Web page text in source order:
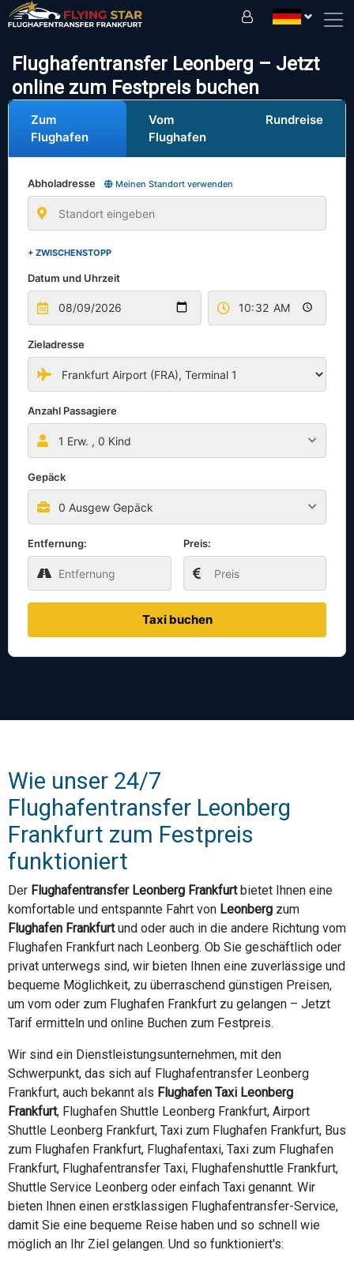
Flughafentransfer Leonberg – Jetzt
online zum Festpreis buchen
Zum
Flughafen
Vom
Flughafen
Rundreise
Abholadresse Meinen Standort verwenden
+ ZWISCHENSTOPP
Datum und Uhrzeit
Zieladresse
Anzahl Passagiere
1 Erw. , 0 Kind
Gepäck
0 Ausgew Gepäck
Entfernung: Preis:
Taxi buchen
Wie unser 24/7
Flughafentransfer Leonberg
Frankfurt zum Festpreis
funktioniert
Der Flughafentransfer Leonberg Frankfurtbietet Ihnen eine
komfortable und entspannte Fahrt von Leonberg zum
Flughafen Frankfurtund oder auch in die andere Richtung vom
Flughafen Frankfurt nach Leonberg. Ob Sie geschäftlich oder
privat unterwegs sind, wir bieten Ihnen eine zuverlässige und
bequeme Möglichkeit, zu überraschend günstigen Preisen,
um vom oder zum Flughafen Frankfurt zu gelangen – Jetzt
Tarif ermitteln und online Buchen zum Festpreis.
Wir sind ein Dienstleistungsunternehmen, mit den
Schwerpunkt, das sich auf Flughafentransfer Leonberg
Frankfurt, auch bekannt als Flughafen Taxi Leonberg
Frankfurt, Flughafen Shuttle Leonberg Frankfurt, Airport
Shuttle Leonberg Frankfurt, Taxi zum Flughafen Frankfurt, Bus
zum Flughafen Frankfurt, Flughafentaxi, Taxi zum Flughafen
Frankfurt, Flughafentransfer Taxi, Flughafenshuttle Frankfurt,
Shuttle Service Leonberg oder einfach Taxi genannt. Wir
bieten Ihnen einen erstklassigen Flughafentransfer-Service,
damit Sie eine bequeme Reise haben und so schnell wie
möglich an Ihr Ziel gelangen. Und so funktioniert's: